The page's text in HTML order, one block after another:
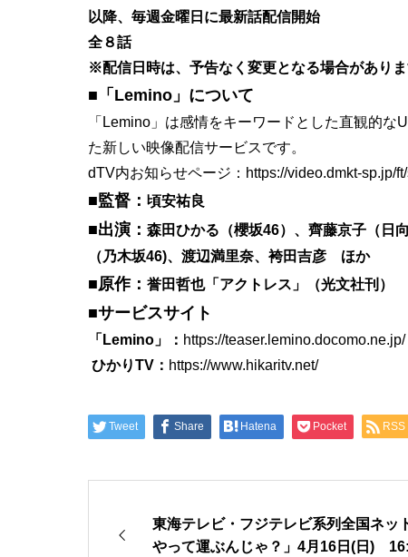
以降、毎週金曜日に最新話配信開始
全８話
※配信日時は、予告なく変更となる場合がありま
■「Lemino」について
「Lemino」は感情をキーワードとした直観的
た新しい映像配信サービスです。
dTV内お知らせページ： https://video.dmkt-sp.jp/
■監督： 頃安祐良
■出演： 森田ひかる（櫻坂46）、齊藤京子（日
（乃木坂46)、渡辺満里奈、袴田吉彦 ほか
■原作： 誉田哲也「アクトレス」（光文社刊）
■サービスサイト
「Lemino」： https://teaser.lemino.docomo.ne.jp/
ひかりTV： https://www.hikaritv.net/
Tweet Share Hatena Pocket RSS
東海テレビ・フジテレビ系列全国ネッ
やって運ぶんじゃ？」4月16日(日)